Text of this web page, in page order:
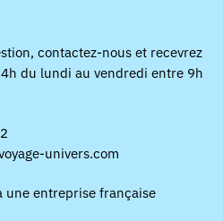
contactez-nous et recevrez
du lundi au vendredi entre 9h
univers.com
une entreprise française